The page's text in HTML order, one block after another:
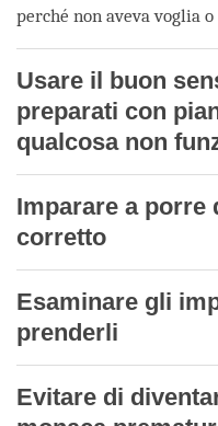
perché non aveva voglia
Usare il buon
preparati con
qualcosa non
Imparare a porre
corretto
Esaminare gli
prenderli
Evitare di